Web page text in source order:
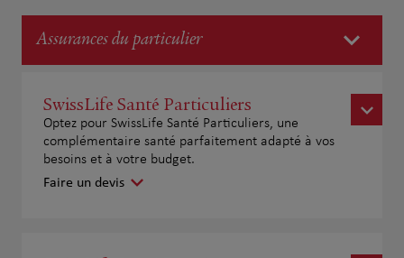
Assurances du particulier
SwissLife Santé Particuliers
Optez pour SwissLife Santé Particuliers, une
complémentaire santé parfaitement adapté à vos
besoins et à votre budget.
Faire un devis